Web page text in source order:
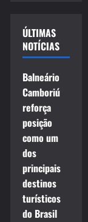
ÚLTIMAS
NOTÍCIAS
Balneário
Camboriú
reforça
posição
como um
dos
principais
destinos
turísticos
do Brasil